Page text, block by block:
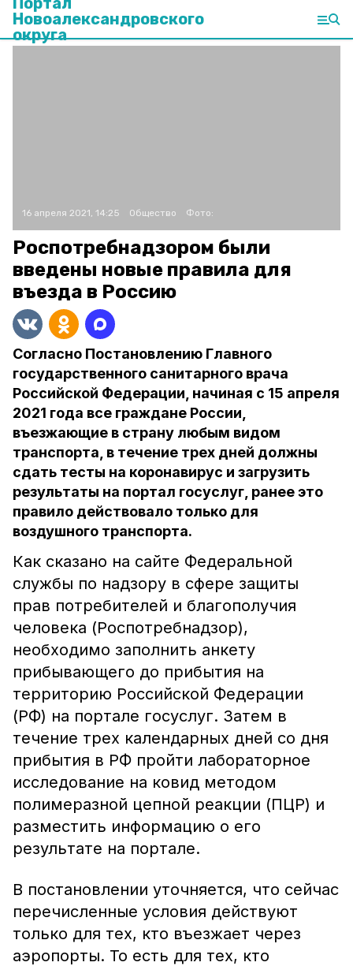
Новоалександровского
округа
16 апреля 2021, 14:25 Общество Фото:
Роспотребнадзором были
введены новые правила для
въезда в Россию
Согласно Постановлению Главного
государственного санитарного врача
Российской Федерации, начиная с 15 апреля
2021 года все граждане России,
въезжающие в страну любым видом
транспорта, в течение трех дней должны
сдать тесты на коронавирус и загрузить
результаты на портал госуслуг, ранее это
правило действовало только для
воздушного транспорта.
Как сказано на сайте Федеральной
службы по надзору в сфере защиты
прав потребителей и благополучия
человека (Роспотребнадзор),
необходимо заполнить анкету
прибывающего до прибытия на
территорию Российской Федерации
(РФ) на портале госуслуг. Затем в
течение трех календарных дней со дня
прибытия в РФ пройти лабораторное
исследование на ковид методом
полимеразной цепной реакции (ПЦР) и
разместить информацию о его
результате на портале.
В постановлении уточняется, что сейчас
перечисленные условия действуют
только для тех, кто въезжает через
аэропорты. То есть для тех, кто